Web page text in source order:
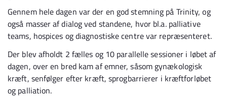
Gennem hele dagen var der en god stemning på Trinity, og
også masser af dialog ved standene, hvor bl.a. palliative
teams, hospices og diagnostiske centre var repræsenteret.
Der blev afholdt 2 fælles og 10 parallelle sessioner i løbet af
dagen, over en bred kam af emner, såsom gynækologisk
kræft, senfølger efter kræft, sprogbarrierer i kræftforløbet
og palliation.